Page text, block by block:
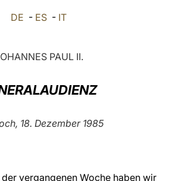
DE - ES - IT
PAUL II.
18. Dezember 1985
der vergangenen Woche haben wir